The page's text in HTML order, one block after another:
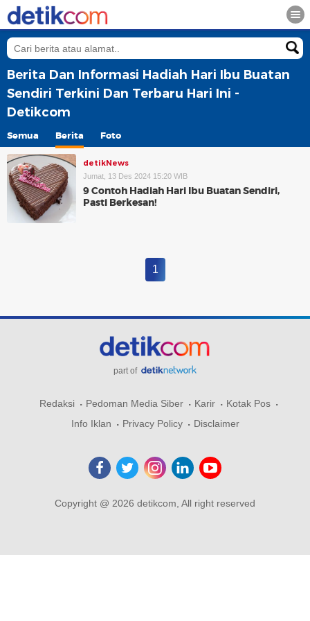
Berita Dan Informasi Hadiah Hari Ibu Buatan
Sendiri Terkini Dan Terbaru Hari Ini -
Detikcom
Semua Berita Foto
detikNews
Jumat, 13 Des 2024 15:20 WIB
9 Contoh Hadiah Hari Ibu Buatan Sendiri,
Pasti Berkesan!
1
part of
Redaksi Pedoman Media Siber Karir
Kotak Pos
Info Iklan
Privacy Policy Disclaimer
Copyright @ 2026 detikcom, All right reserved